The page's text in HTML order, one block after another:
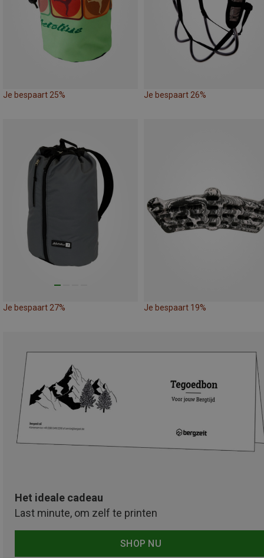
Je bespaart 25% Je bespaart 26%
Je bespaart 27% Je bespaart 19%
Het ideale cadeau
Last minute, om zelf te printen
SHOP NU